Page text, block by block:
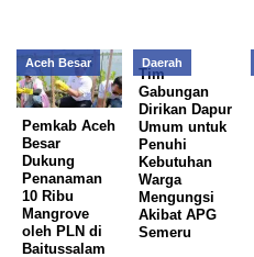
Aceh Besar
Pemkab Aceh
Besar
Dukung
Penanaman
10 Ribu
Mangrove
oleh PLN di
Baitussalam
Daerah
Tim
Gabungan
Dirikan Dapur
Umum untuk
Penuhi
Kebutuhan
Warga
Mengungsi
Akibat APG
Semeru